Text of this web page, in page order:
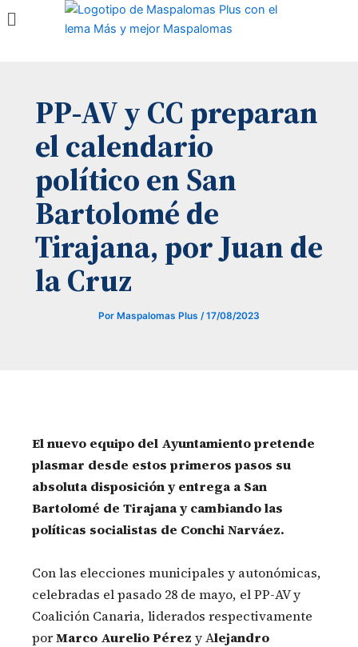
Menú
PP-AV y CC preparan
el calendario
político en San
Bartolomé de
Tirajana, por Juan de
la Cruz
Por Maspalomas Plus /17/08/2023
El nuevo equipo del Ayuntamiento pretende
plasmar desde estos primeros pasos su
absoluta disposición y entrega a San
Bartolomé de Tirajana y cambiando las
políticas socialistas de Conchi Narváez.
Con las elecciones municipales y autonómicas,
celebradas el pasado 28 de mayo, el PP-AV y
Coalición Canaria, liderados respectivamente
porMarco Aurelio Pérez y Alejandro